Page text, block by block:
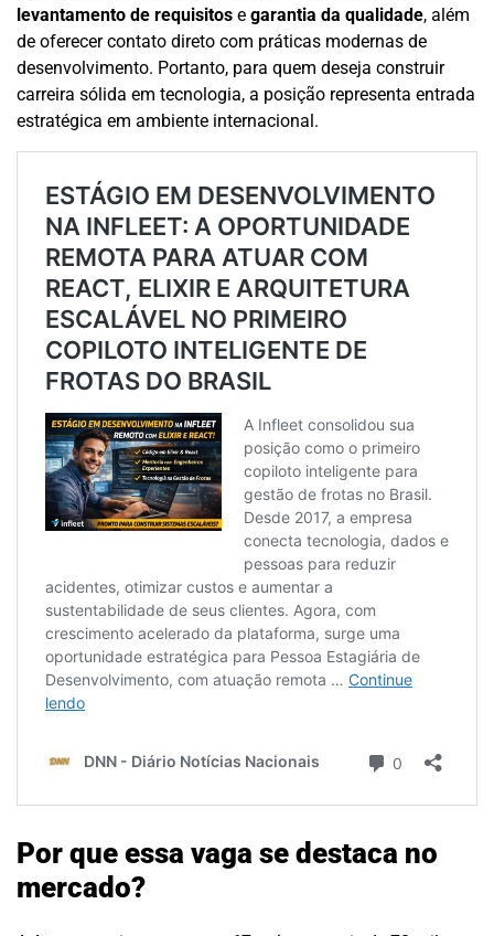
levantamento de requisitos e garantia da qualidade, além
de oferecer contato direto com práticas modernas de
desenvolvimento. Portanto, para quem deseja construir
carreira sólida em tecnologia, a posição representa entrada
estratégica em ambiente internacional.
Por que essa vaga se destaca no
mercado?